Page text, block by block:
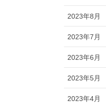
2023年8月
2023年7月
2023年6月
2023年5月
2023年4月